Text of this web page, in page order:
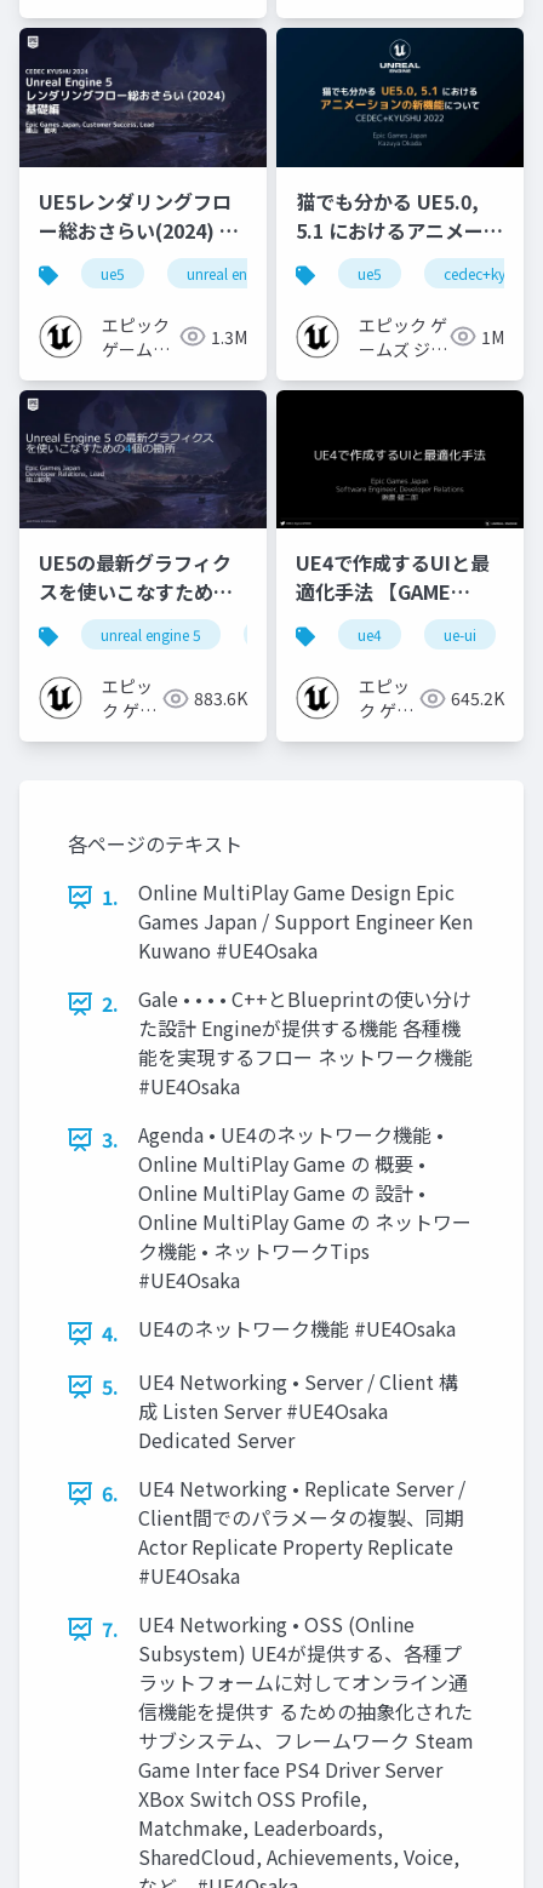
UE5レンダリングフロ
ー総おさらい(2024) 基
礎編！
[CEDEC+KYUSHU
2024]
ue5 unreal engine ue-rendering
エピック
ゲームズ
1.3M
猫でも分かる UE5.0,
5.1 におけるアニメーシ
ョンの新機能について
【CEDEC+KYUSHU
2022】
ue5 cedec+kyushu
エピック ゲ
ームズ ジャ
1M
UE5の最新グラフィク
スを使いこなすための4
個の勘所
[CEDEC+KYUSHU
2023]
unreal engine 5 cedec cedec+kyushu
エピッ
ク ゲー
883.6K
UE4で作成するUIと最
適化手法 【GAME
CREATORS
CONFERENCE '20】
ue4 ue-ui
エピッ
ク ゲー
645.2K
各ページのテキスト
1.
Online MultiPlay Game Design Epic
Games Japan / Support Engineer Ken
Kuwano #UE4Osaka
2.
Gale • • • • C++とBlueprintの使い分け
た設計 Engineが提供する機能 各種機
能を実現するフロー ネットワーク機能
#UE4Osaka
3.
Agenda • UE4のネットワーク機能 •
Online MultiPlay Game の 概要 •
Online MultiPlay Game の 設計 •
Online MultiPlay Game の ネットワー
ク機能 • ネットワークTips
#UE4Osaka
4.
UE4のネットワーク機能 #UE4Osaka
5.
UE4 Networking • Server / Client 構
成 Listen Server #UE4Osaka
Dedicated Server
6.
UE4 Networking • Replicate Server /
Client間でのパラメータの複製、同期
Actor Replicate Property Replicate
#UE4Osaka
7.
UE4 Networking • OSS (Online
Subsystem) UE4が提供する、各種プ
ラットフォームに対してオンライン通
信機能を提供す るための抽象化された
サブシステム、フレームワーク Steam
Game Inter face PS4 Driver Server
XBox Switch OSS Profile,
Matchmake, Leaderboards,
SharedCloud, Achievements, Voice,